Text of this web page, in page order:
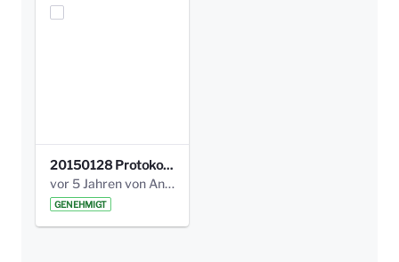
20150128 Protokoll Bismarckplatz_Jugend_01.pdf
vor 5 Jahren von Anni Schlumberger
GENEHMIGT